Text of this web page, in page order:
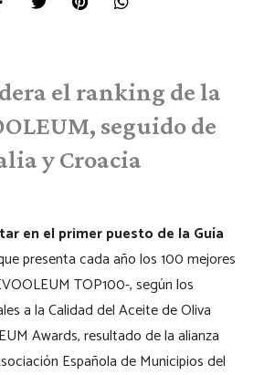
el ranking de la
seguido de
y Croacia
en el primer puesto de la Guía
presenta cada año los 100 mejores
TOP100-, según los
a la Calidad del Aceite de Oliva
Awards, resultado de la alianza
Española de Municipios del